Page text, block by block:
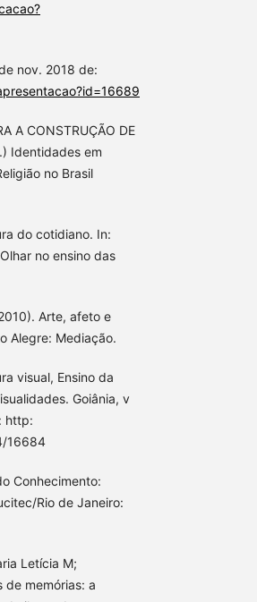
nov. 2018 de:
A CONSTRUÇÃO DE
Identidades em
no Brasil
do cotidiano. In:
no ensino das
Arte, afeto e
Alegre: Mediação.
visual, Ensino da
Goiânia, v
http:
16684
Conhecimento:
Rio de Janeiro:
Letícia M;
de memórias: a